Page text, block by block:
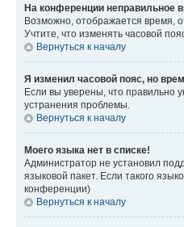
На конференции неправильное
Возможно, отображается время,
Учтите, что изменять часовой
Вернуться к началу
Я изменил часовой пояс, но
Если вы уверены, что правильно
устранения проблемы.
Вернуться к началу
Моего языка нет в списке!
Администратор не установил
языковой пакет. Если такого
конференции)
Вернуться к началу